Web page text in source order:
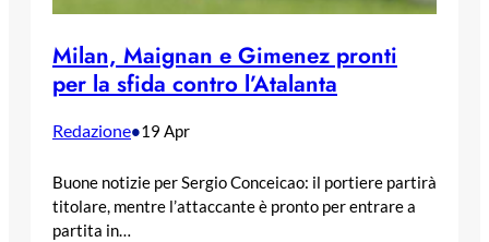
Milan, Maignan e Gimenez pronti
per la sfida contro l’Atalanta
Redazione•19 Apr
Buone notizie per Sergio Conceicao: il portiere partirà
titolare, mentre l’attaccante è pronto per entrare a
partita in…